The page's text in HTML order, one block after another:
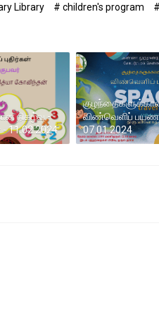
Library # children's program
நிகழ்வு -
- 11.02.2024
குழந்தைகளுக்கான
விண்வெளிப்
07.01.2024